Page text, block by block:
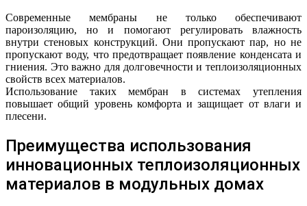
Современные мембраны не только обеспечивают
пароизоляцию, но и помогают регулировать влажность
внутри стеновых конструкций. Они пропускают пар, но не
пропускают воду, что предотвращает появление конденсата и
гниения. Это важно для долговечности и теплоизоляционных
свойств всех материалов.
Использование таких мембран в системах утепления
повышает общий уровень комфорта и защищает от влаги и
плесени.
Преимущества использования
инновационных теплоизоляционных
материалов в модульных домах